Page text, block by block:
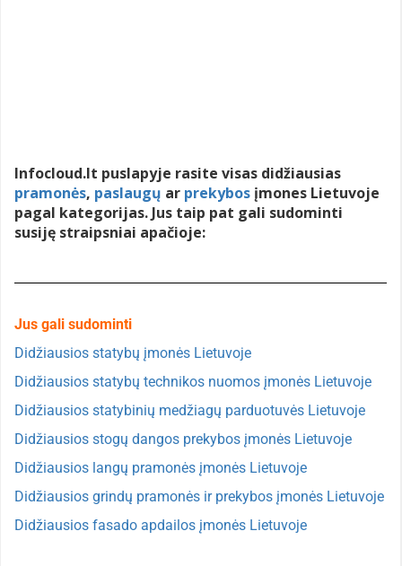
Infocloud.lt puslapyje rasite visas didžiausias
pramonės, paslaugų ar prekybos įmones Lietuvoje
pagal kategorijas. Jus taip pat gali sudominti
susiję straipsniai apačioje:
Jus gali sudominti
Didžiausios statybų įmonės Lietuvoje
Didžiausios statybų technikos nuomos įmonės Lietuvoje
Didžiausios statybinių medžiagų parduotuvės Lietuvoje
Didžiausios stogų dangos prekybos įmonės Lietuvoje
Didžiausios langų pramonės įmonės Lietuvoje
Didžiausios grindų pramonės ir prekybos įmonės Lietuvoje
Didžiausios fasado apdailos įmonės Lietuvoje